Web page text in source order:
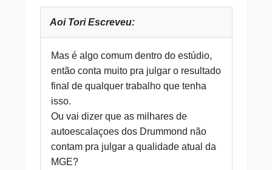
Aoi Tori Escreveu:
Mas é algo comum dentro do estúdio,
então conta muito pra julgar o resultado
final de qualquer trabalho que tenha
isso.
Ou vai dizer que as milhares de
autoescalaçoes dos Drummond não
contam pra julgar a qualidade atual da
MGE?